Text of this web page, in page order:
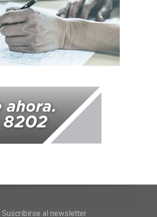
Suscribirse al newsletter